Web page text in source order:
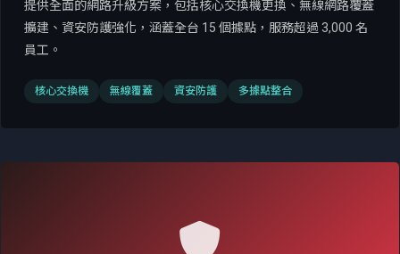
提供全面的網路升級方案，包括核心交換機更換、無線網路覆蓋
擴建、資安防護強化，涵蓋全台 15 個據點，服務超過 3,000 名
員工。
核心交換機 無線覆蓋 資安防護 多據點整合